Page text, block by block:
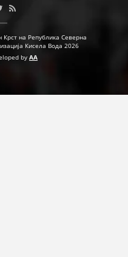
на Република Северна
Кисела Вода 2026
by AA